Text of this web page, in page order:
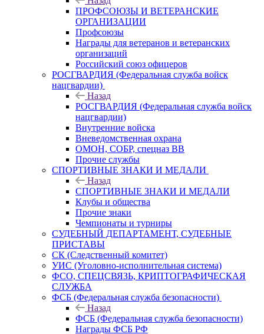
ПРОФСОЮЗЫ И ВЕТЕРАНСКИЕ
ОРГАНИЗАЦИИ
Профсоюзы
Награды для ветеранов и ветеранских
организаций
Российский союз офицеров
РОСГВАРДИЯ (Федеральная служба войск
нацгвардии)
Назад
РОСГВАРДИЯ (Федеральная служба войск
нацгвардии)
Внутренние войска
Вневедомственная охрана
ОМОН, СОБР, спецназ ВВ
Прочие службы
СПОРТИВНЫЕ ЗНАКИ И МЕДАЛИ
Назад
СПОРТИВНЫЕ ЗНАКИ И МЕДАЛИ
Клубы и общества
Прочие знаки
Чемпионаты и турниры
СУДЕБНЫЙ ДЕПАРТАМЕНТ, СУДЕБНЫЕ
ПРИСТАВЫ
СК (Следственный комитет)
УИС (Уголовно-исполнительная система)
ФСО, СПЕЦСВЯЗЬ, КРИПТОГРАФИЧЕСКАЯ
СЛУЖБА
ФСБ (Федеральная служба безопасности)
Назад
ФСБ (Федеральная служба безопасности)
Награды ФСБ РФ